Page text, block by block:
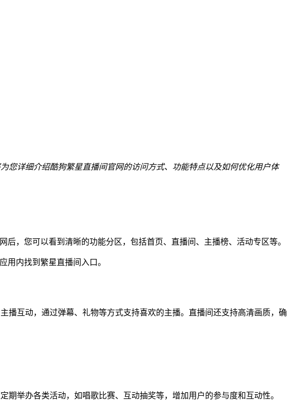
您详细介绍酷狗繁星直播间官网的访问方式、功能特点以及如何优化用户体
，您可以看到清晰的功能分区，包括首页、直播间、主播榜、活动专区等。
用内找到繁星直播间入口。
播互动，通过弹幕、礼物等方式支持喜欢的主播。直播间还支持高清画质，确
举办各类活动，如唱歌比赛、互动抽奖等，增加用户的参与度和互动性。